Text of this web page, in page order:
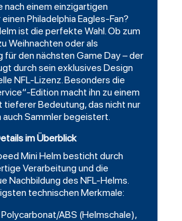
nach einem einzigartigen
Philadelphia Eagles-Fan?
ist die perfekte Wahl. Ob zum
Weihnachten oder als
für den nächsten Game Day – der
durch sein exklusives Design
NFL-Lizenz. Besonders die
Edition macht ihn zu einem
tieferer Bedeutung, das nicht nur
auch Sammler begeistert.
im Überblick
Mini Helm besticht durch
Verarbeitung und die
Nachbildung des NFL-Helms.
technischen Merkmale:
ABS (Helmschale),